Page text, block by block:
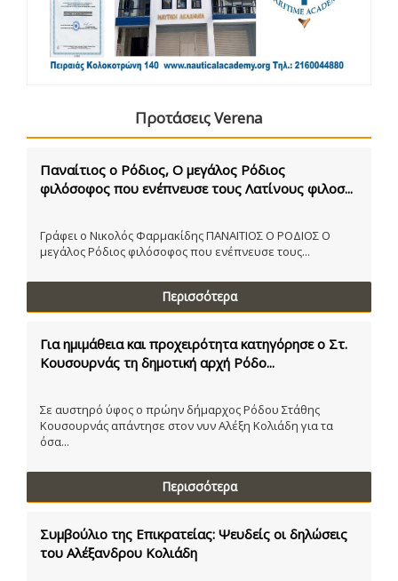
Προτάσεις Verena
Παναίτιος ο Ρόδιος, Ο μεγάλος Ρόδιος
φιλόσοφος που ενέπνευσε τους Λατίνους φιλοσ...
Γράφει ο Νικολός Φαρμακίδης ΠΑΝΑΙΤΙΟΣ Ο ΡΟΔΙΟΣ Ο
μεγάλος Ρόδιος φιλόσοφος που ενέπνευσε τους...
Περισσότερα
Για ημιμάθεια και προχειρότητα κατηγόρησε ο Στ.
Κουσουρνάς τη δημοτική αρχή Ρόδο...
Σε αυστηρό ύφος ο πρώην δήμαρχος Ρόδου Στάθης
Κουσουρνάς απάντησε στον νυν Αλέξη Κολιάδη για τα
όσα...
Περισσότερα
Συμβούλιο της Επικρατείας: Ψευδείς οι δηλώσεις
του Αλέξανδρου Κολιάδη